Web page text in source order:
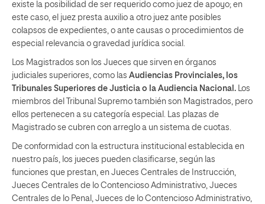
existe la posibilidad de ser requerido como juez de apoyo; en
este caso, el juez presta auxilio a otro juez ante posibles
colapsos de expedientes, o ante causas o procedimientos de
especial relevancia o gravedad jurídica social.
Los Magistrados son los Jueces que sirven en órganos
judiciales superiores, como las Audiencias Provinciales, los
Tribunales Superiores de Justicia o la Audiencia Nacional. Los
miembros del Tribunal Supremo también son Magistrados, pero
ellos pertenecen a su categoría especial. Las plazas de
Magistrado se cubren con arreglo a un sistema de cuotas.
De conformidad con la estructura institucional establecida en
nuestro país, los jueces pueden clasificarse, según las
funciones que prestan, en Jueces Centrales de Instrucción,
Jueces Centrales de lo Contencioso Administrativo, Jueces
Centrales de lo Penal, Jueces de lo Contencioso Administrativo,